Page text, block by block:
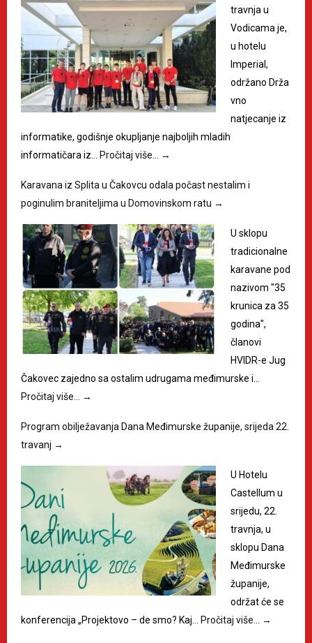
travnja u
Vodicama je,
u hotelu
Imperial,
održano Drža
vno
natjecanje iz
informatike, godišnje okupljanje najboljih mladih
informatičara iz… Pročitaj više… →
Karavana iz Splita u Čakovcu odala počast nestalim i
poginulim braniteljima u Domovinskom ratu →
U sklopu
tradicionalne
karavane pod
nazivom "35
krunica za 35
godina",
članovi
HVIDR-e Jug
Čakovec zajedno sa ostalim udrugama međimurske i…
Pročitaj više… →
Program obilježavanja Dana Međimurske županije, srijeda 22.
travanj →
U Hotelu
Castellum u
srijedu, 22.
travnja, u
sklopu Dana
Međimurske
županije,
održat će se
konferencija „Projektovo – de smo? Kaj… Pročitaj više… →